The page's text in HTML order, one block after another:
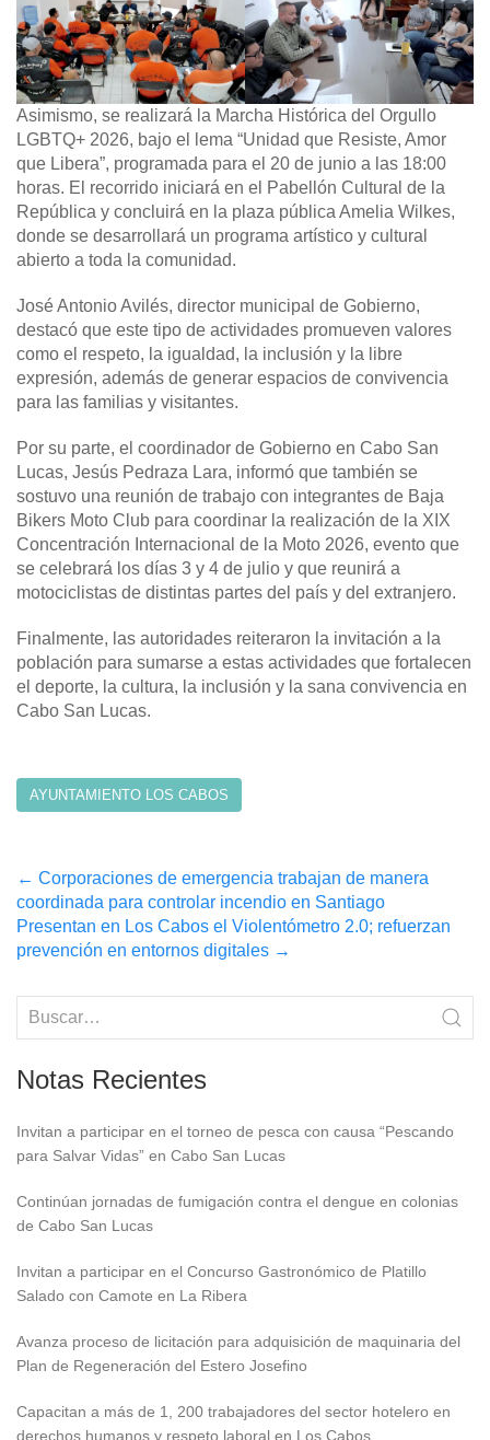
Asimismo, se realizará la Marcha Histórica del Orgullo
LGBTQ+ 2026, bajo el lema “Unidad que Resiste, Amor
que Libera”, programada para el 20 de junio a las 18:00
horas. El recorrido iniciará en el Pabellón Cultural de la
República y concluirá en la plaza pública Amelia Wilkes,
donde se desarrollará un programa artístico y cultural
abierto a toda la comunidad.
José Antonio Avilés, director municipal de Gobierno,
destacó que este tipo de actividades promueven valores
como el respeto, la igualdad, la inclusión y la libre
expresión, además de generar espacios de convivencia
para las familias y visitantes.
Por su parte, el coordinador de Gobierno en Cabo San
Lucas, Jesús Pedraza Lara, informó que también se
sostuvo una reunión de trabajo con integrantes de Baja
Bikers Moto Club para coordinar la realización de la XIX
Concentración Internacional de la Moto 2026, evento que
se celebrará los días 3 y 4 de julio y que reunirá a
motociclistas de distintas partes del país y del extranjero.
Finalmente, las autoridades reiteraron la invitación a la
población para sumarse a estas actividades que fortalecen
el deporte, la cultura, la inclusión y la sana convivencia en
Cabo San Lucas.
AYUNTAMIENTO LOS CABOS
Post
navigation
← Corporaciones de emergencia trabajan de manera
coordinada para controlar incendio en Santiago
Presentan en Los Cabos el Violentómetro 2.0; refuerzan
prevención en entornos digitales →
Notas Recientes
Invitan a participar en el torneo de pesca con causa “Pescando
para Salvar Vidas” en Cabo San Lucas
Continúan jornadas de fumigación contra el dengue en colonias
de Cabo San Lucas
Invitan a participar en el Concurso Gastronómico de Platillo
Salado con Camote en La Ribera
Avanza proceso de licitación para adquisición de maquinaria del
Plan de Regeneración del Estero Josefino
Capacitan a más de 1, 200 trabajadores del sector hotelero en
derechos humanos y respeto laboral en Los Cabos